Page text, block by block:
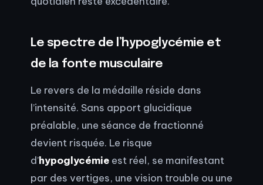
Le spectre de l’hypoglycémie et
de la fonte musculaire
Le revers de la médaille réside dans
l’intensité. Sans apport glucidique
préalable, une séance de fractionné
devient risquée. Le risque
d’hypoglycémie est réel, se manifestant
par des vertiges, une vision trouble ou une